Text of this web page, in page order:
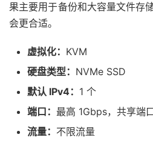
果主要用于备份和大容量文件存
会更合适。
虚拟化： KVM
硬盘类型： NVMe SSD
默认 IPv4： 1 个
端口： 最高 1Gbps，共享端
流量： 不限流量